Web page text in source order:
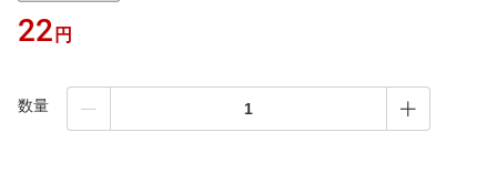
22 円
数量